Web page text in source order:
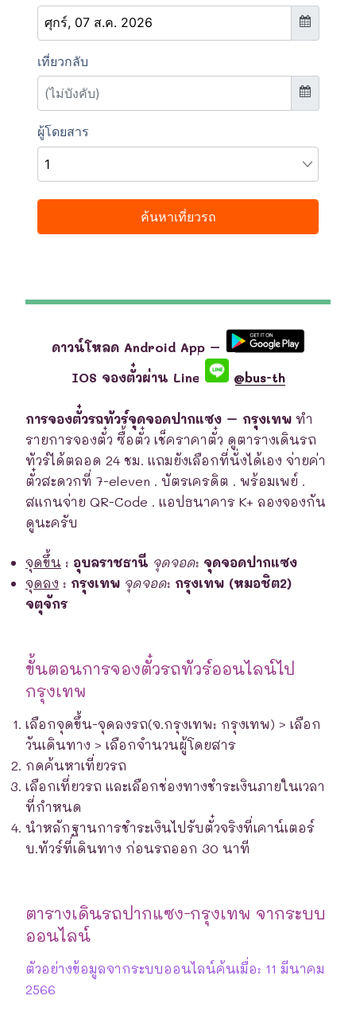
ดาวน์โหลด Android App –
IOS จองตั๋วผ่าน Line
@bus-th
การจองตั๋วรถทัวร์จุดจอดปากแซง – กรุงเทพ ทำ
รายการจองตั๋ว ซื้อตั๋ว เช็คราคาตั๋ว ดูตารางเดินรถ
ทัวร์ได้ตลอด 24 ชม. แถมยังเลือกที่นั่งได้เอง จ่ายค่า
ตั๋วสะดวกที่ 7-eleven . บัตรเครดิต . พร้อมเพย์ .
สแกนจ่าย QR-Code . แอปธนาคาร K+ ลองจองกัน
ดูนะครับ
จุดขึ้น : อุบลราชธานี จุดจอด: จุดจอดปากแซง
จุดลง : กรุงเทพ จุดจอด: กรุงเทพ (หมอชิต2)
จตุจักร
ขั้นตอนการจองตั๋วรถทัวร์ออนไลน์ไป
กรุงเทพ
เลือกจุดขึ้น-จุดลงรถ(จ.กรุงเทพ: กรุงเทพ) > เลือก
วันเดินทาง > เลือกจำนวนผู้โดยสาร
กดค้นหาเที่ยวรถ
เลือกเที่ยวรถ และเลือกช่องทางชำระเงินภายในเวลา
ที่กำหนด
นำหลักฐานการชำระเงินไปรับตั๋วจริงที่เคาน์เตอร์
บ.ทัวร์ที่เดินทาง ก่อนรถออก 30 นาที
ตารางเดินรถปากแซง-กรุงเทพ จากระบบ
ออนไลน์
ตัวอย่างข้อมูลจากระบบออนไลน์ค้นเมื่อ: 11 มีนาคม
2566